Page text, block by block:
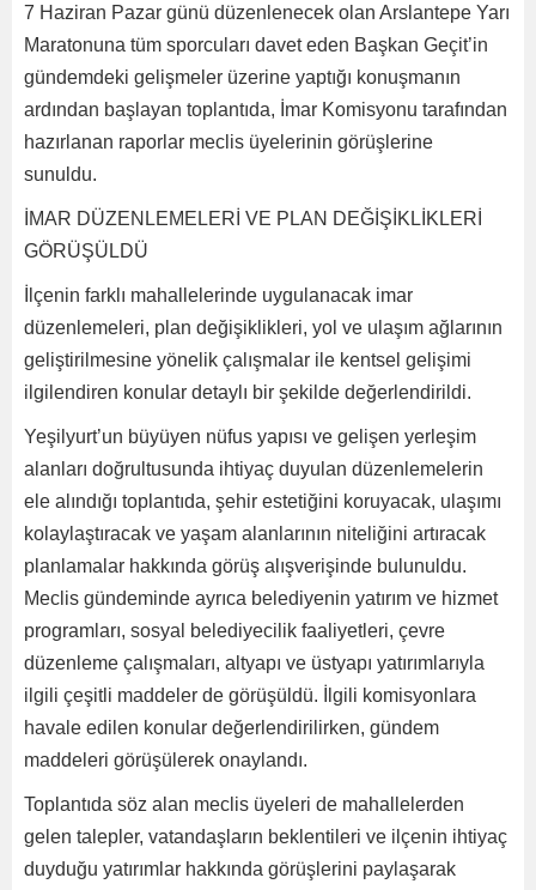
7 Haziran Pazar günü düzenlenecek olan Arslantepe Yarı
Maratonuna tüm sporcuları davet eden Başkan Geçit’in
gündemdeki gelişmeler üzerine yaptığı konuşmanın
ardından başlayan toplantıda, İmar Komisyonu tarafından
hazırlanan raporlar meclis üyelerinin görüşlerine
sunuldu.
İMAR DÜZENLEMELERİ VE PLAN DEĞİŞİKLİKLERİ
GÖRÜŞÜLDÜ
İlçenin farklı mahallelerinde uygulanacak imar
düzenlemeleri, plan değişiklikleri, yol ve ulaşım ağlarının
geliştirilmesine yönelik çalışmalar ile kentsel gelişimi
ilgilendiren konular detaylı bir şekilde değerlendirildi.
Yeşilyurt’un büyüyen nüfus yapısı ve gelişen yerleşim
alanları doğrultusunda ihtiyaç duyulan düzenlemelerin
ele alındığı toplantıda, şehir estetiğini koruyacak, ulaşımı
kolaylaştıracak ve yaşam alanlarının niteliğini artıracak
planlamalar hakkında görüş alışverişinde bulunuldu.
Meclis gündeminde ayrıca belediyenin yatırım ve hizmet
programları, sosyal belediyecilik faaliyetleri, çevre
düzenleme çalışmaları, altyapı ve üstyapı yatırımlarıyla
ilgili çeşitli maddeler de görüşüldü. İlgili komisyonlara
havale edilen konular değerlendirilirken, gündem
maddeleri görüşülerek onaylandı.
Toplantıda söz alan meclis üyeleri de mahallelerden
gelen talepler, vatandaşların beklentileri ve ilçenin ihtiyaç
duyduğu yatırımlar hakkında görüşlerini paylaşarak